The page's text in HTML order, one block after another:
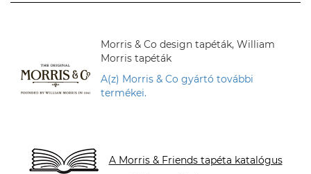
Morris & Co design tapéták, William
Morris tapéták
A(z) Morris & Co gyártó további
termékei.
A Morris & Friends tapéta katalógus